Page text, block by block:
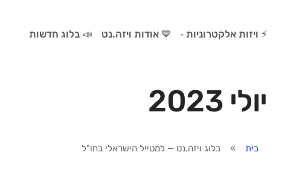
⚡ ויזות אלקטרוניות
ויזה לארה״ב ESTA
ויזה לאנגליה ETA
ויזה למרוקו
💙 אודות ויזה.נט 📣 בלוג חדשות
יולי 2023
בית בלוג ויזה.נט — למטייל הישראלי בחו"ל